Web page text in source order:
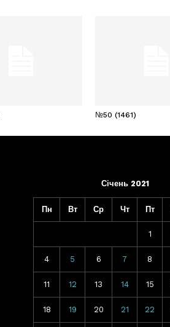
№50 (1461)
Січень 2021
Пн Вт Ср Чт Пт
1
4 5 6 7 8
11 12 13 14 15
18 19 20 21 22